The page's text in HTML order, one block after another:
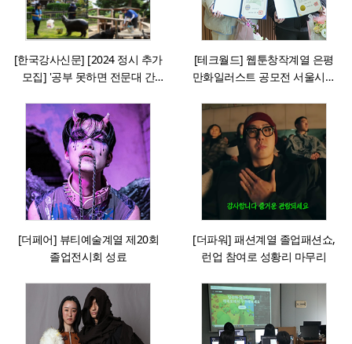
[한국강사신문] [2024 정시 추가
모집] '공부 못하면 전문대 간
수험생 몰린다.
[테크월드] 웹툰창작계열 은평
만화일러스트 공모전 서울시장
[더페어] 뷰티예술계열 제20회
졸업전시회 성료
[더파워] 패션계열 졸업패션쇼,
런업 참여로 성황리 마무리